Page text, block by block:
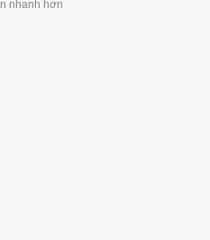
nhanh hơn